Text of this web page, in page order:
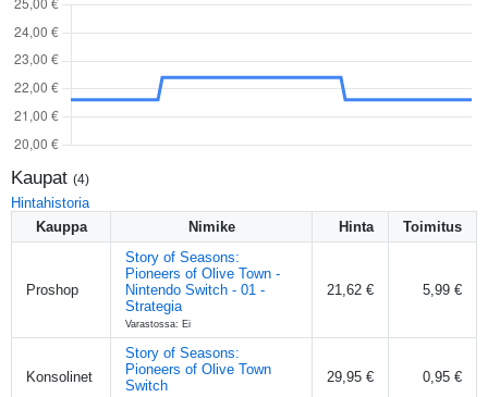
Kaupat (4)
Hintahistoria
Kauppa
Nimike Hinta Toimitus
Proshop
Story of Seasons:
Pioneers of Olive Town -
Nintendo Switch - 01 -
Strategia
Varastossa: Ei
21,62 € 5,99 €
Konsolinet
Story of Seasons:
Pioneers of Olive Town
Switch
29,95 € 0,95 €